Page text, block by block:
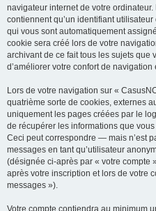
navigateur internet de votre
contiennent qu’un identifiant
qui vous sont automatiquement
cookie sera créé lors de votre
archivant de ce fait tous les sujets que
d’améliorer votre confort de navigation
Lors de votre navigation sur «
quatrième sorte de cookies, externes
uniquement les pages créées par le
de récupérer les informations que
Ceci peut correspondre — mais n’est
messages en tant qu’utilisateur
(désignée ci-après par « votre compte
après votre inscription et lors de votre
messages »).
Votre compte contiendra au minimum